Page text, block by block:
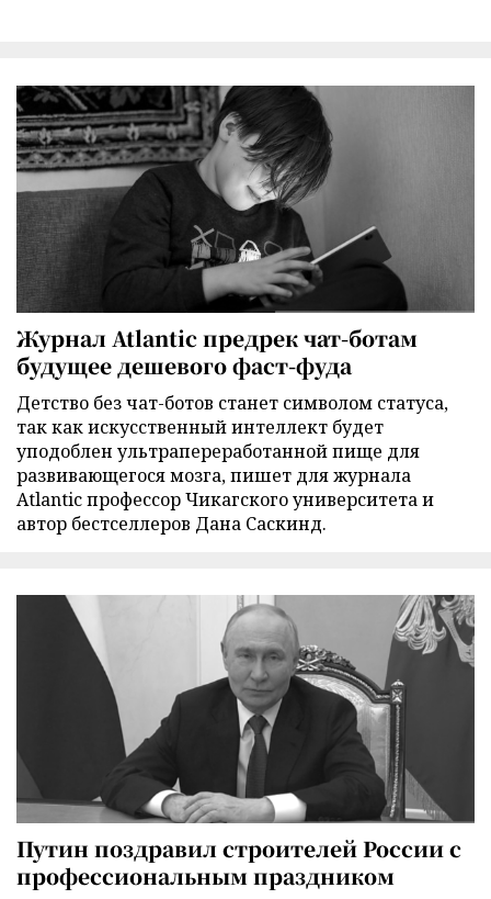
Журнал Atlantic предрек чат-ботам
будущее дешевого фаст-фуда
Детство без чат-ботов станет символом статуса,
так как искусственный интеллект будет
уподоблен ультрапереработанной пище для
развивающегося мозга, пишет для журнала
Atlantic профессор Чикагского университета и
автор бестселлеров Дана Саскинд.
Путин поздравил строителей России с
профессиональным праздником